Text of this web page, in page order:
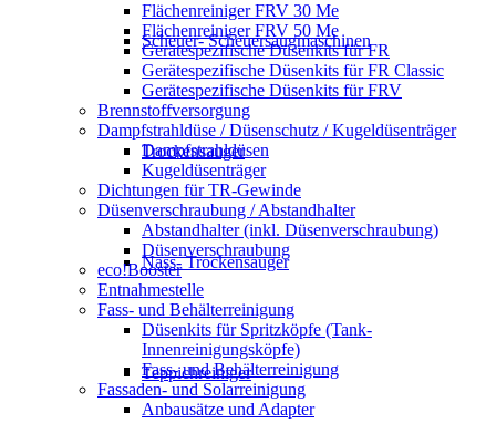
Scheuer- Scheuersaugmaschinen
Trockensauger
Nass- Trockensauger
Teppichreiniger
Flächenreiniger FRV 30 Me
Flächenreiniger FRV 50 Me
Gerätespezifische Düsenkits für FR
Gerätespezifische Düsenkits für FR Classic
Gerätespezifische Düsenkits für FRV
Brennstoffversorgung
Dampfstrahldüse / Düsenschutz / Kugeldüsenträger
Dampfstrahldüsen
Kugeldüsenträger
Dichtungen für TR-Gewinde
Düsenverschraubung / Abstandhalter
Abstandhalter (inkl. Düsenverschraubung)
Düsenverschraubung
eco!Booster
Entnahmestelle
Fass- und Behälterreinigung
Düsenkits für Spritzköpfe (Tank-
Innenreinigungsköpfe)
Fass- und Behälterreinigung
Fassaden- und Solarreinigung
Anbausätze und Adapter